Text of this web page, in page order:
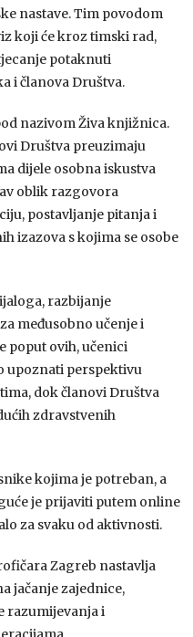
nastave. Tim povodom
koji će kroz timski rad,
potaknuti
i članova Društva.
nazivom Živa knjižnica.
Društva preuzimaju
dijele osobna iskustva
oblik razgovora
postavljanje pitanja i
izazova s kojima se osobe
razbijanje
međusobno učenje i
poput ovih, učenici
upoznati perspektivu
dok članovi Društva
zdravstvenih
kojima je potreban, a
je prijaviti putem online
za svaku od aktivnosti.
Zagreb nastavlja
jačanje zajednice,
razumijevanja i